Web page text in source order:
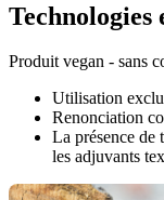
Produit vegan - sans
Utilisation
Renonciation
La présence de
les adjuvants